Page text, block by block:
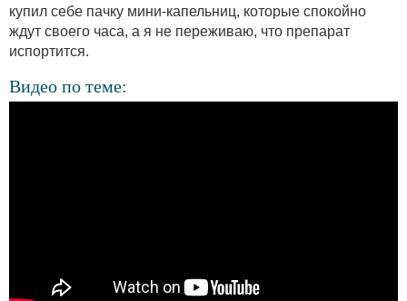
купил себе пачку мини-капельниц, которые спокойно
ждут своего часа, а я не переживаю, что препарат
испортится.
Видео по теме: